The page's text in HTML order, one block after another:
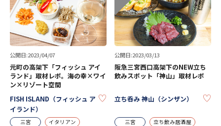
公開日:2023/04/07
元町の高架下「フィッシュ アイ
ランド」取材レポ。海の幸×ワイ
ン×リゾート空間
FISH ISLAND（フィッシュ ア
イランド）
KEEP
三宮 イタリアン
公開日:2023/03/13
阪急三宮西口高架下のNEW立ち
飲みスポット「神山」取材レポ
立ち呑み 神山（シンザン）
三宮 立ち飲み居酒屋